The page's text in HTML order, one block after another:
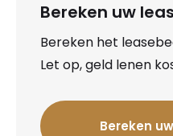
Bereken uw
Bereken het
Let op, geld lenen
Bereken